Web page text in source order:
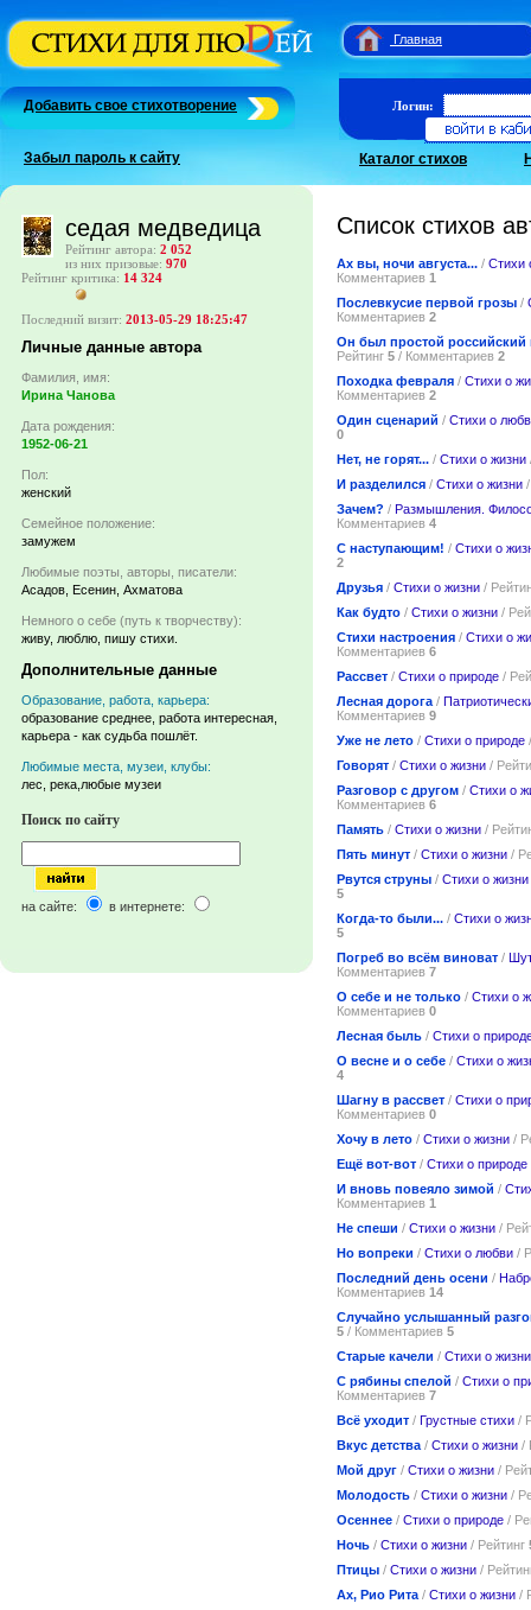
Главная
Добавить свое стихотворение
Забыл пароль к сайту
Логин:
Каталог стихов
седая медведица
Рейтинг автора: 2 052
из них призовые: 970
Рейтинг критика: 14 324
Последний визит: 2013-05-29 18:25:47
Личные данные автора
Фамилия, имя:
Ирина Чанова
Дата рождения:
1952-06-21
Пол:
женский
Семейное положение:
замужем
Любимые поэты, авторы, писатели:
Асадов, Есенин, Ахматова
Немного о себе (путь к творчеству):
живу, люблю, пишу стихи.
Дополнительные данные
Образование, работа, карьера:
образование среднее, работа интересная,
карьера - как судьба пошлёт.
Любимые места, музеи, клубы:
лес, река,любые музеи
Поиск по сайту
на сайте: в интернете:
Список стихов
Ах вы, ночи августа... / Стихи
Комментариев 1
Послевкусие первой грозы /
Комментариев 2
Он был простой российский
Рейтинг 5 / Комментариев 2
Походка февраля / Стихи о
Комментариев 2
Один сценарий / Стихи о
0
Нет, не горят... / Стихи о жизни
И разделился / Стихи о жизни
Зачем? / Размышления.
Комментариев 4
С наступающим! / Стихи о
2
Друзья / Стихи о жизни /
Как будто / Стихи о жизни /
Стихи настроения / Стихи о
Комментариев 6
Рассвет / Стихи о природе /
Лесная дорога /
Комментариев 9
Уже не лето / Стихи о природе
Говорят / Стихи о жизни /
Разговор с другом / Стихи о
Комментариев 6
Память / Стихи о жизни /
Пять минут / Стихи о жизни /
Рвутся струны / Стихи о жизни
5
Когда-то были... / Стихи о
5
Погреб во всём виноват /
Комментариев 7
О себе и не только / Стихи о
Комментариев 0
Лесная быль / Стихи о
О весне и о себе / Стихи о
4
Шагну в рассвет / Стихи о
Комментариев 0
Хочу в лето / Стихи о жизни /
Ещё вот-вот / Стихи о природе
И вновь повеяло зимой /
Комментариев 1
Не спеши / Стихи о жизни /
Но вопреки / Стихи о любви /
Последний день осени /
Комментариев 14
Случайно услышанный
5 / Комментариев 5
Старые качели / Стихи о жизни
С рябины спелой / Стихи о
Комментариев 7
Всё уходит / Грустные стихи /
Вкус детства / Стихи о жизни /
Мой друг / Стихи о жизни /
Молодость / Стихи о жизни /
Осеннее / Стихи о природе /
Ночь / Стихи о жизни / Рейтинг
Птицы / Стихи о жизни /
Ах, Рио Рита / Стихи о жизни /